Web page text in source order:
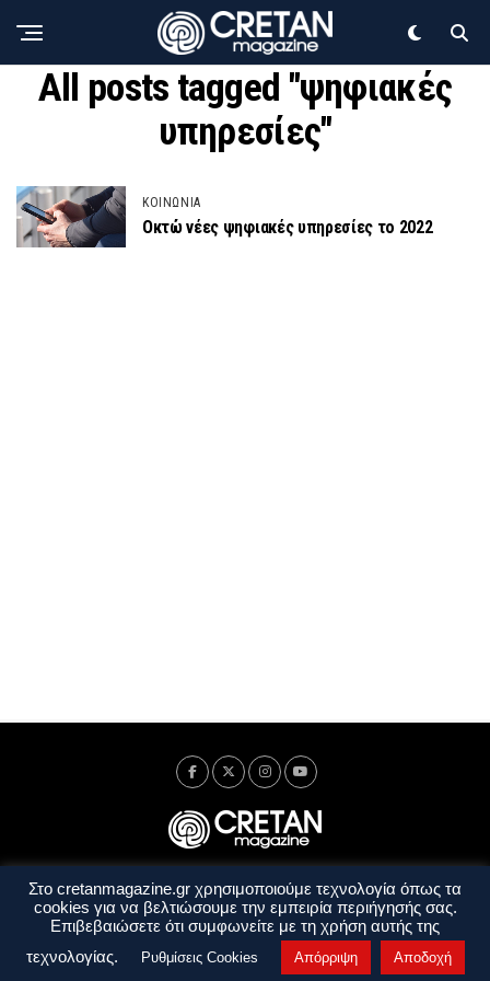
All posts tagged "ψηφιακές
υπηρεσίες"
ΚΟΙΝΩΝΙΑ
Οκτώ νέες ψηφιακές υπηρεσίες το 2022
Ταυτότητα Πολιτική Απορρήτου
Όροι Χρήσης
Όροι και Προϋποθέσεις
Στο cretanmagazine.gr χρησιμοποιούμε τεχνολογία όπως τα
cookies για να βελτιώσουμε την εμπειρία περιήγησής σας.
Επιβεβαιώσετε ότι συμφωνείτε με τη χρήση αυτής της
τεχνολογίας.
Ρυθμίσεις Cookies Απόρριψη Αποδοχή